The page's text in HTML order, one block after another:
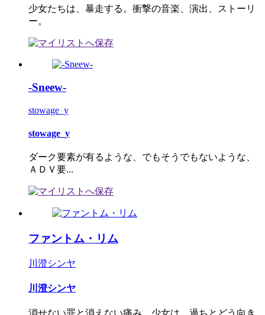
少女たちは、暴走する。衝撃の音楽、演出、ストーリ
ー。
-Sneew-
stowage_y
stowage_y
ダーク要素が有るような、でもそうでもないような、
ＡＤＶ要...
ファントム・リム
川澄シンヤ
川澄シンヤ